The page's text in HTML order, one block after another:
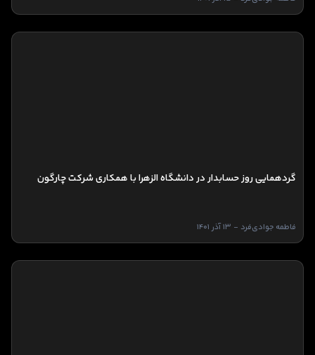
گردهمایی روز حسابدار در دانشگاه الزهرا با همکاری شرکت چارگون
فاطمه جوادی‌فرد - 13 آذر 1401